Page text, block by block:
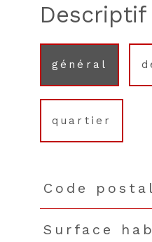
général
quartier
Code postal
Surface